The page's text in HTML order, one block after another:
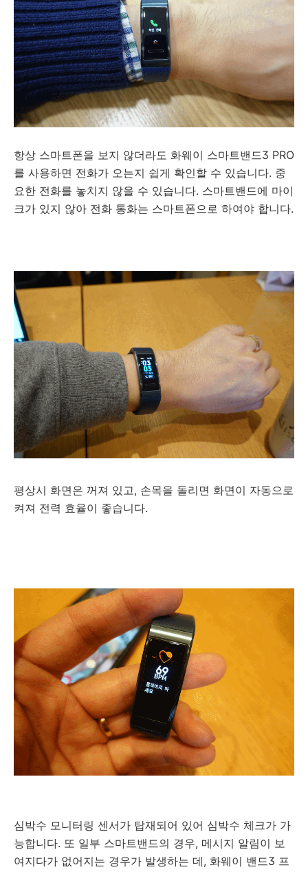
항상 스마트폰을 보지 않더라도 화웨이 스마트밴드3 PRO
를 사용하면 전화가 오는지 쉽게 확인할 수 있습니다. 중
요한 전화를 놓치지 않을 수 있습니다. 스마트밴드에 마이
크가 있지 않아 전화 통화는 스마트폰으로 하여야 합니다.
평상시 화면은 꺼져 있고, 손목을 돌리면 화면이 자동으로
켜져 전력 효율이 좋습니다.
심박수 모니터링 센서가 탑재되어 있어 심박수 체크가 가
능합니다. 또 일부 스마트밴드의 경우, 메시지 알림이 보
여지다가 없어지는 경우가 발생하는 데, 화웨이 밴드3 프